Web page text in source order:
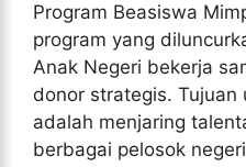
Program Beasiswa
program yang
Anak Negeri bekerja
donor strategis. Tujuan
adalah menjaring
berbagai pelosok